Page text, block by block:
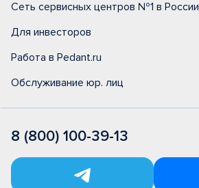
Сеть сервисных центров №1 в России
Для инвесторов
Работа в Pedant.ru
Обслуживание юр. лиц
8 (800) 100-39-13